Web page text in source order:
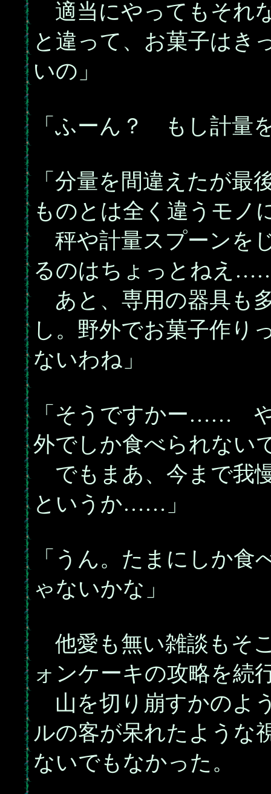
適当にやってもそれ
と違って、お菓子はき
いの」
「ふーん？ もし計量
「分量を間違えたが
ものとは全く違うモノ
秤や計量スプーンを
るのはちょっとねえ
あと、専用の器具も
し。野外でお菓子作り
ないわね」
「そうですかー……
外でしか食べられない
でもまあ、今まで我
というか……」
「うん。たまにしか
ゃないかな」
他愛も無い雑談もそ
ォンケーキの攻略を続
山を切り崩すかのよ
ルの客が呆れたような
ないでもなかった。